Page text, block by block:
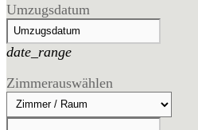
Umzugsdatum
date_range
Zimmerauswählen